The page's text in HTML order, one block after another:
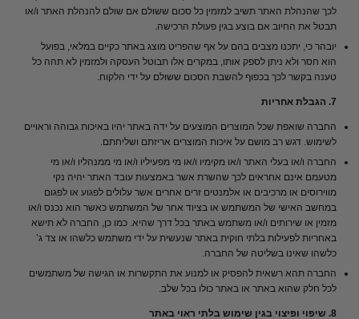
לכך שהנהלת האתר תשיב למזמין כל סכום ששולם אם שולם להנהלת האתר ו/או
תבטל את החיוב אם בוצע בגין פעולת הרכישה.
יובהר כי, יתכנו מצבים בהם על אף שהפריט מוצג באתר כקיים במלאי, בפועל
הוא חסר ולא ניתן לספק אותו, במקרים אלו תבוטל העסקה ולמזמין לא תהה כל
טענה בקשר לכך בכפוף להשבת הסכום ששולם על ידי הלקוח.
7. הגבלת אחריות
החברה שואפת שכל המוצרים המוצעים על ידה באתר יהיו באיכות גבוהה וראויים
לשימוש. דגש רב מושם על איכות המוצרים אריזתם ושליחתם.
החברה ו/או בעלי האתר ו/או מקימיו ו/או מי מפעיליו ו/או מי ממנהליו ו/או מי
מטעמם אינם אחראים לכך שהשרת אשר באמצעות עובד האתר יהיה נקי
מווירוסים או מרכיבים או אלמנטים זרים אחרים אשר עלולים לפגוע או לפגום
במחשב האישי של המשתמש או בציוד אחר של המשתמש כאשר הוא נכנס ו/או
מזמין או שירותים ו/או משתמש באתר בכל דרך שהיא. כמו כן, החברה לא תישא
באחריות לפעילות בלתי חוקית באתר שנעשית על ידי משתמש כלשהו או צד ג’
כלשהו שאינו בשליטה של החברה.
החברה תהא רשאית להפסיק או למנוע את התקשרות או הגישה של משתמשים
לכל חלק שהוא באתר או באתר כולו בכל שלב.
8. שיפוי ופיצוי בגין שימוש בלתי ראוי באתר